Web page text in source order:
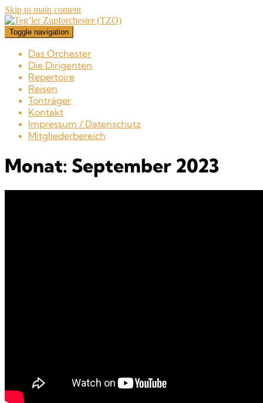
Skip to main content
Toggle navigation
Das Orchester
Die Dirigenten
Repertoire
Reisen
Tonträger
Kontakt
Impressum / Datenschutz
Mitgliederbereich
Monat: September 2023